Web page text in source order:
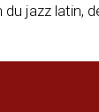
jazz latin,